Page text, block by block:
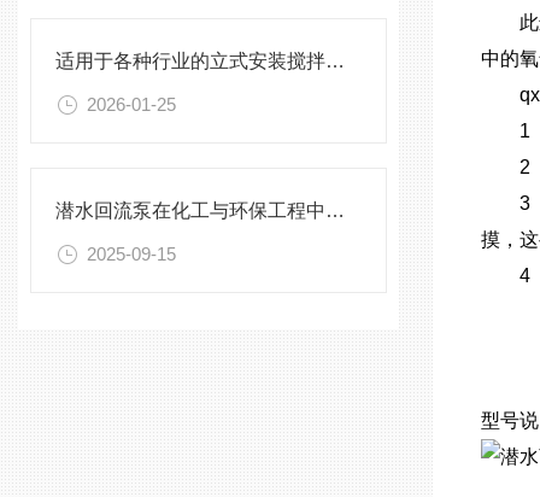
适用于各种行业的立式安装搅拌机选型指南
2026-01-25
潜水回流泵在化工与环保工程中的关键作用
2025-09-15
此进
中的
qxb
1 较
2 池
3 构
摸，
4 节
型号